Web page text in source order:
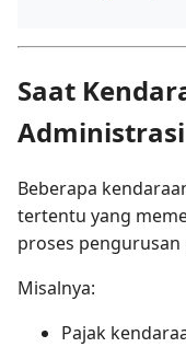
Saat
Beberapa
tertentu yang
proses
Misalnya:
Pajak